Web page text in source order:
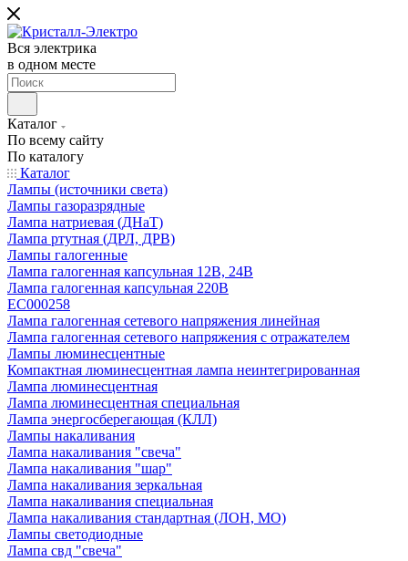
Вся электрика
в одном месте
Каталог
По всему сайту
По каталогу
Каталог
Лампы (источники света)
Лампы газоразрядные
Лампа натриевая (ДНаТ)
Лампа ртутная (ДРЛ, ДРВ)
Лампы галогенные
Лампа галогенная капсульная 12В, 24В
Лампа галогенная капсульная 220В
EC000258
Лампа галогенная сетевого напряжения линейная
Лампа галогенная сетевого напряжения с отражателем
Лампы люминесцентные
Компактная люминесцентная лампа неинтегрированная
Лампа люминесцентная
Лампа люминесцентная специальная
Лампа энергосберегающая (КЛЛ)
Лампы накаливания
Лампа накаливания "свеча"
Лампа накаливания "шар"
Лампа накаливания зеркальная
Лампа накаливания специальная
Лампа накаливания стандартная (ЛОН, МО)
Лампы светодиодные
Лампа свд "свеча"